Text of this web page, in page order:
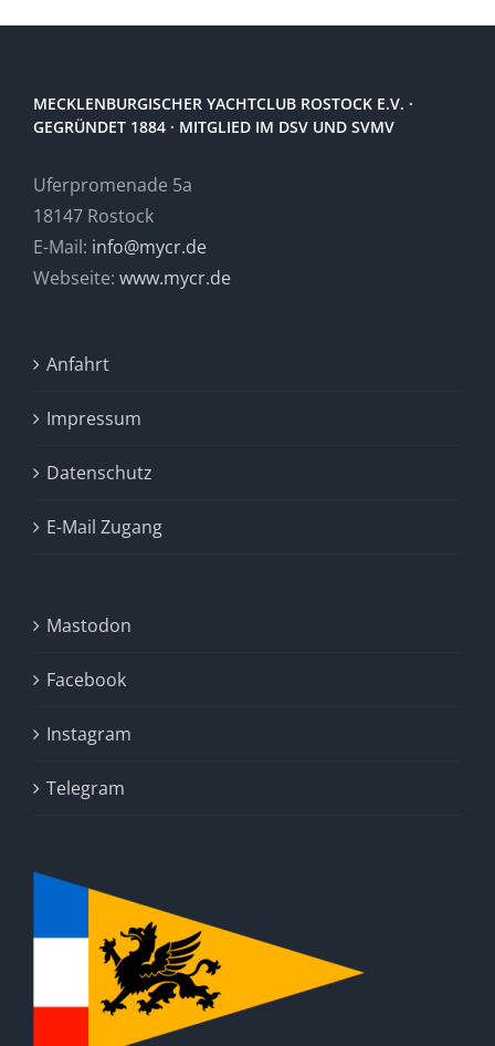
MECKLENBURGISCHER YACHTCLUB ROSTOCK E.V. ·
GEGRÜNDET 1884 · MITGLIED IM DSV UND SVMV
Uferpromenade 5a
18147 Rostock
E-Mail: info@mycr.de
Webseite: www.mycr.de
Anfahrt
Impressum
Datenschutz
E-Mail Zugang
Mastodon
Facebook
Instagram
Telegram